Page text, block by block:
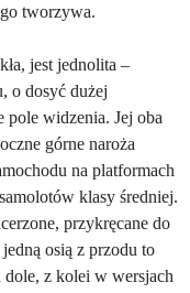
tworzywa.
jest jednolita –
o dosyć dużej
pole widzenia. Jej oba
górne naroża
na platformach
klasy średniej.
przykręcane do
osią z przodu to
z kolei w wersjach